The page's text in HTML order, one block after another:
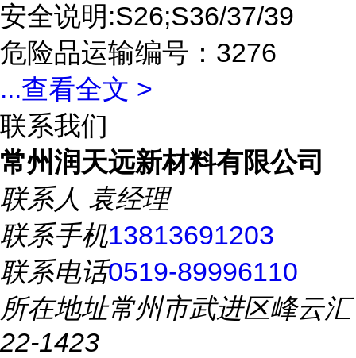
安全说明:S26;S36/37/39
危险品运输编号：3276
...查看全文 >
联系我们
常州润天远新材料有限公司
联系人 袁经理
联系手机13813691203
联系电话0519-89996110
所在地址常州市武进区峰云汇
22-1423